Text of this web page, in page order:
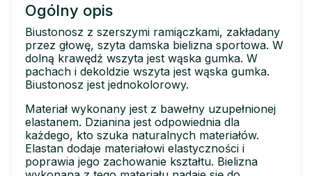
Ogólny opis
Biustonosz z szerszymi ramiączkami, zakładany
przez głowę, szyta damska bielizna sportowa. W
dolną krawędź wszyta jest wąska gumka. W
pachach i dekoldzie wszyta jest wąska gumka.
Biustonosz jest jednokolorowy.
Materiał wykonany jest z bawełny uzupełnionej
elastanem. Dzianina jest odpowiednia dla
każdego, kto szuka naturalnych materiałów.
Elastan dodaje materiałowi elastyczności i
poprawia jego zachowanie kształtu. Bielizna